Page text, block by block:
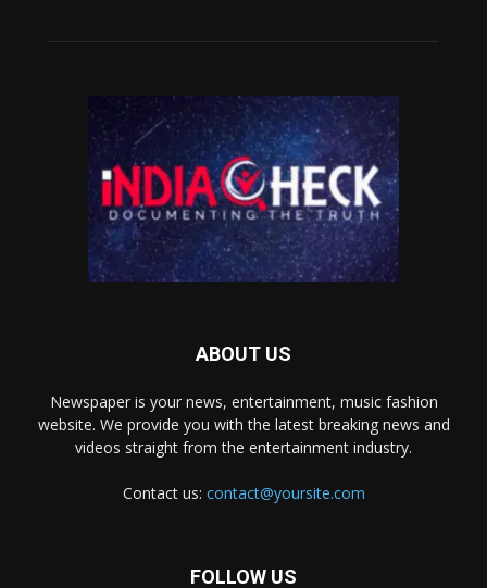
ABOUT US
Newspaper is your news, entertainment, music fashion
website. We provide you with the latest breaking news and
videos straight from the entertainment industry.
Contact us: contact@yoursite.com
FOLLOW US